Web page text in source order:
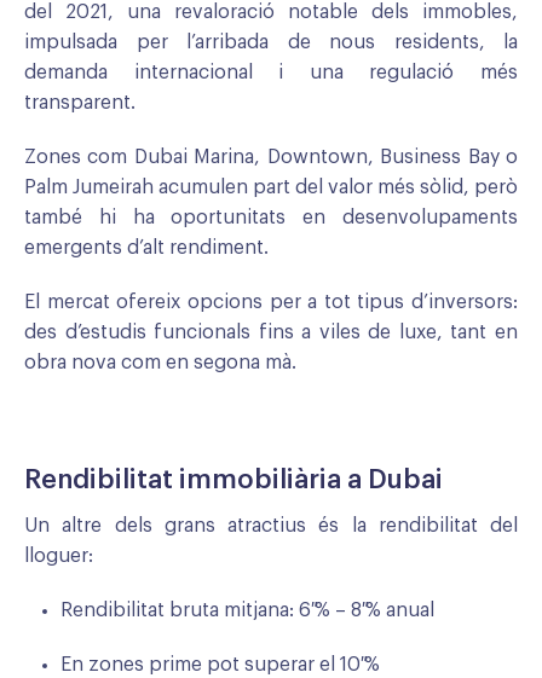
del 2021, una revaloració notable dels immobles,
impulsada per l’arribada de nous residents, la
demanda internacional i una regulació més
transparent.
Zones com Dubai Marina, Downtown, Business Bay o
Palm Jumeirah acumulen part del valor més sòlid, però
també hi ha oportunitats en desenvolupaments
emergents d’alt rendiment.
El mercat ofereix opcions per a tot tipus d’inversors:
des d’estudis funcionals fins a viles de luxe, tant en
obra nova com en segona mà.
Rendibilitat immobiliària a Dubai
Un altre dels grans atractius és la rendibilitat del
lloguer:
Rendibilitat bruta mitjana: 6 % – 8 % anual
En zones prime pot superar el 10 %